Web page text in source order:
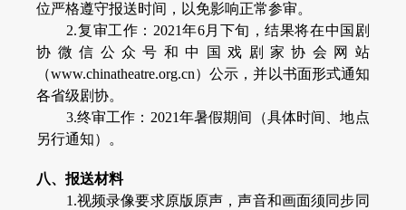
位严格遵守报送时间，以免影响正常参审。
2.复审工作：2021年6月下旬，结果将在中国剧
协微信公众号和中国戏剧家协会网站
（www.chinatheatre.org.cn）公示，并以书面形式通知
各省级剧协。
3.终审工作：2021年暑假期间（具体时间、地点
另行通知）。
八、报送材料
1.视频录像要求原版原声，声音和画面须同步同